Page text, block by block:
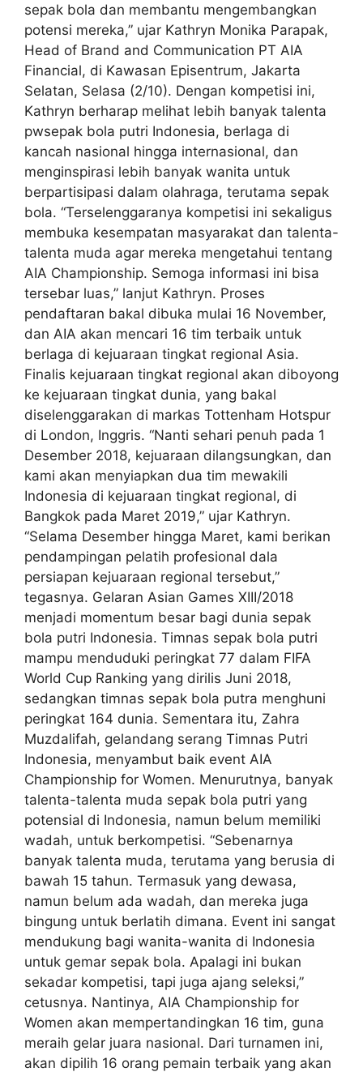
sepak bola dan membantu mengembangkan
potensi mereka,” ujar Kathryn Monika Parapak,
Head of Brand and Communication PT AIA
Financial, di Kawasan Episentrum, Jakarta
Selatan, Selasa (2/10). Dengan kompetisi ini,
Kathryn berharap melihat lebih banyak talenta
pwsepak bola putri Indonesia, berlaga di
kancah nasional hingga internasional, dan
menginspirasi lebih banyak wanita untuk
berpartisipasi dalam olahraga, terutama sepak
bola. “Terselenggaranya kompetisi ini sekaligus
membuka kesempatan masyarakat dan talenta-
talenta muda agar mereka mengetahui tentang
AIA Championship. Semoga informasi ini bisa
tersebar luas,” lanjut Kathryn. Proses
pendaftaran bakal dibuka mulai 16 November,
dan AIA akan mencari 16 tim terbaik untuk
berlaga di kejuaraan tingkat regional Asia.
Finalis kejuaraan tingkat regional akan diboyong
ke kejuaraan tingkat dunia, yang bakal
diselenggarakan di markas Tottenham Hotspur
di London, Inggris. “Nanti sehari penuh pada 1
Desember 2018, kejuaraan dilangsungkan, dan
kami akan menyiapkan dua tim mewakili
Indonesia di kejuaraan tingkat regional, di
Bangkok pada Maret 2019,” ujar Kathryn.
“Selama Desember hingga Maret, kami berikan
pendampingan pelatih profesional dala
persiapan kejuaraan regional tersebut,”
tegasnya. Gelaran Asian Games XIII/2018
menjadi momentum besar bagi dunia sepak
bola putri Indonesia. Timnas sepak bola putri
mampu menduduki peringkat 77 dalam FIFA
World Cup Ranking yang dirilis Juni 2018,
sedangkan timnas sepak bola putra menghuni
peringkat 164 dunia. Sementara itu, Zahra
Muzdalifah, gelandang serang Timnas Putri
Indonesia, menyambut baik event AIA
Championship for Women. Menurutnya, banyak
talenta-talenta muda sepak bola putri yang
potensial di Indonesia, namun belum memiliki
wadah, untuk berkompetisi. “Sebenarnya
banyak talenta muda, terutama yang berusia di
bawah 15 tahun. Termasuk yang dewasa,
namun belum ada wadah, dan mereka juga
bingung untuk berlatih dimana. Event ini sangat
mendukung bagi wanita-wanita di Indonesia
untuk gemar sepak bola. Apalagi ini bukan
sekadar kompetisi, tapi juga ajang seleksi,”
cetusnya. Nantinya, AIA Championship for
Women akan mempertandingkan 16 tim, guna
meraih gelar juara nasional. Dari turnamen ini,
akan dipilih 16 orang pemain terbaik yang akan